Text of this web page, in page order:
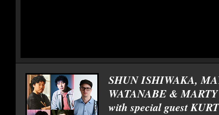
SHUN ISHIWAKA,
WATANABE &
with special guest